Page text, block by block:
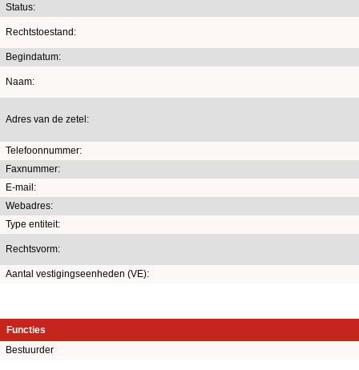
Status:
Rechtstoestand:
Begindatum:
Naam:
Adres van de zetel:
Telefoonnummer:
Faxnummer:
E-mail:
Webadres:
Type entiteit:
Rechtsvorm:
Aantal vestigingseenheden (VE):
Functies
Bestuurder